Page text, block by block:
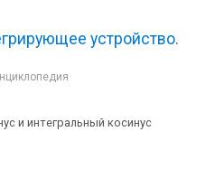
устройство.
и интегральный косинус